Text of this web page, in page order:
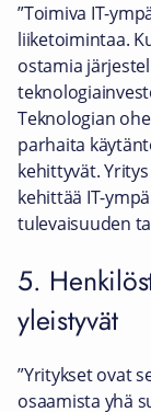
”Toimiva IT-
liiketoimintaa.
ostamia
Teknologian
parhaita
kehittyvät.
kehittää IT-
tulevaisuuden
5.
yleistyvät
”Yritykset ovat
osaamista yhä